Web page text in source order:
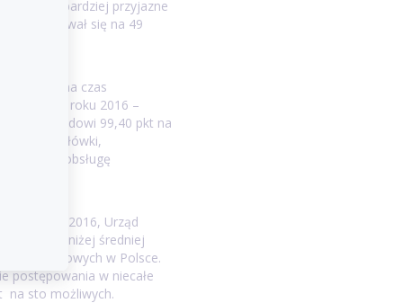
na najbardziej przyjazne
uplasował się na 49
uwagę na czas
w roku 2016 –
to Urzędowi 99,40 pkt na
czołówki,
obsługę
w roku 2016, Urząd
wynik poniżej średniej
skarbowych w Polsce.
postępowania w niecałe
na sto możliwych.